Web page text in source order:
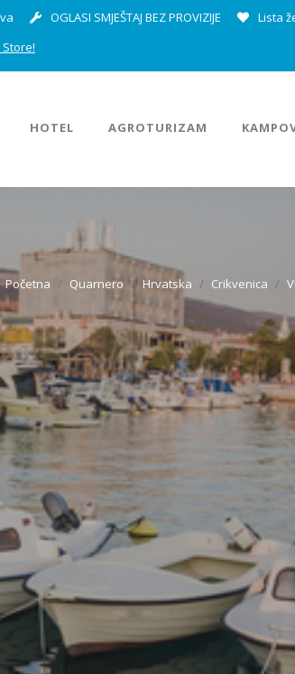
OGLASI SMJEŠTAJ BEZ PROVIZIJE Lista
HOTEL AGROTURIZAM
Početna Quarnero Hrvatska Crikvenica